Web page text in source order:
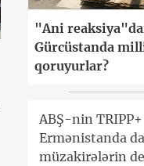
"Ani
Gürcüstanda
qoruyurlar?
ABŞ-nin
Ermənistanda
müzakirələrin